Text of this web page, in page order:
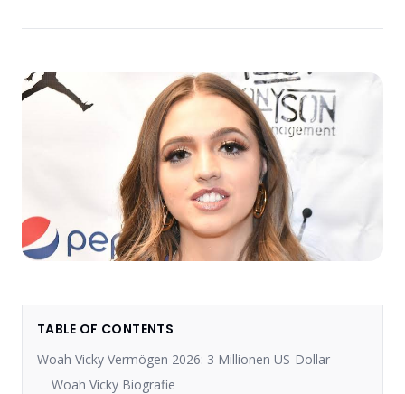
TABLE OF CONTENTS
Woah Vicky Vermögen 2026: 3 Millionen US-Dollar
Woah Vicky Biografie